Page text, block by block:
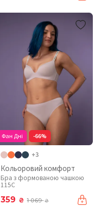
Фан Дні -66%
+3
Кольоровий комфорт
Бра з формованою чашкою
115C
359 ₴ 1 069₴